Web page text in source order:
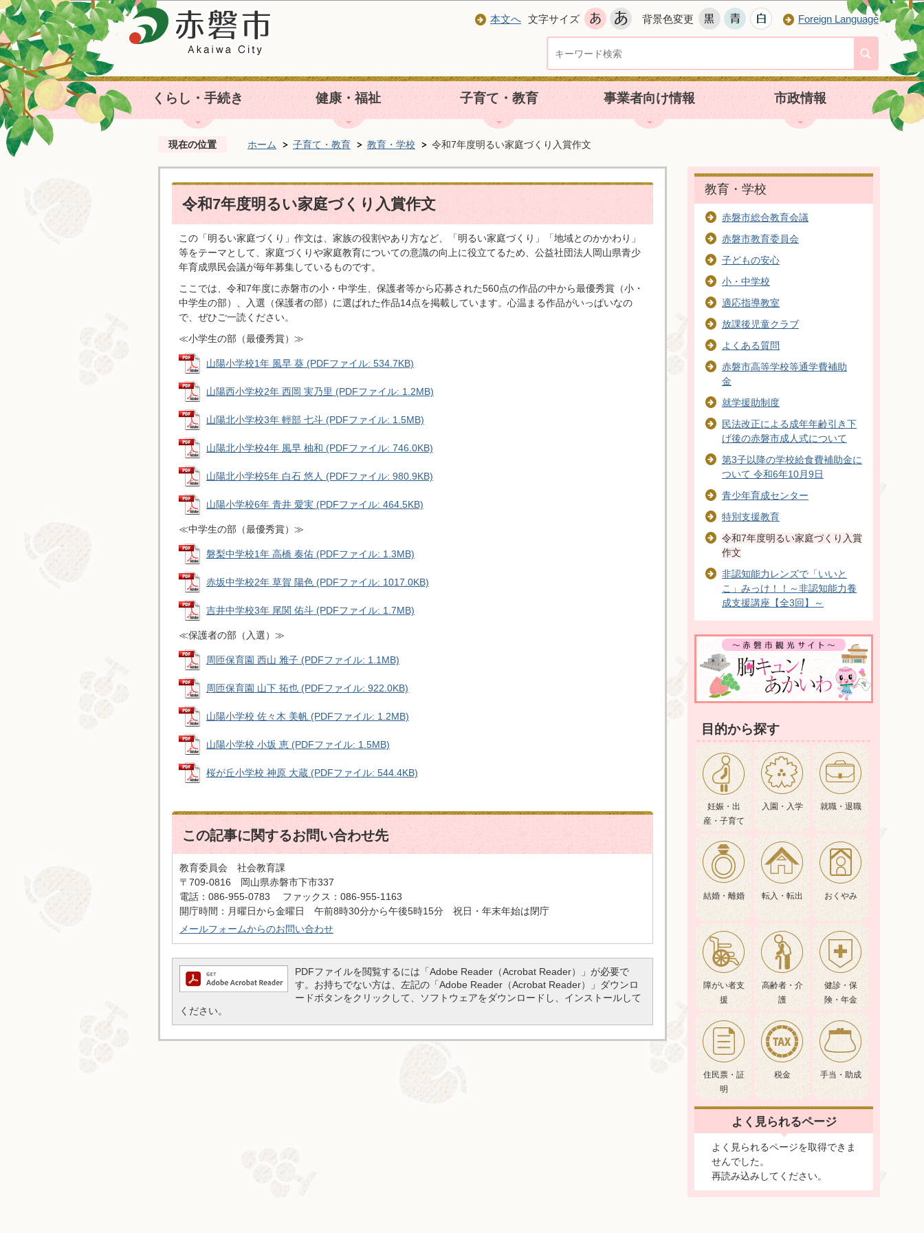
本文へ 文字サイズ 背景色変更 Foreign Language
くらし・手続き 健康・福祉 子育て・教育 事業者向け情報 市政情報
現在の位置 ホーム 子育て・教育 教育・学校 令和7年度明るい家庭づくり入賞作文
令和7年度明るい家庭づくり入賞作文
この「明るい家庭づくり」作文は、家族の役割やあり方など、「明るい家庭づくり」「地域とのかかわり」
等をテーマとして、家庭づくりや家庭教育についての意識の向上に役立てるため、公益社団法人岡山県青少
年育成県民会議が毎年募集しているものです。
ここでは、令和7年度に赤磐市の小・中学生、保護者等から応募された560点の作品の中から最優秀賞（小・
中学生の部）、入選（保護者の部）に選ばれた作品14点を掲載しています。心温まる作品がいっぱいなの
で、ぜひご一読ください。
≪小学生の部（最優秀賞）≫
山陽小学校1年 風早 葵 (PDFファイル: 534.7KB)
山陽西小学校2年 西岡 実乃里 (PDFファイル: 1.2MB)
山陽北小学校3年 輕部 七斗 (PDFファイル: 1.5MB)
山陽北小学校4年 風早 柚和 (PDFファイル: 746.0KB)
山陽北小学校5年 白石 悠人 (PDFファイル: 980.9KB)
山陽小学校6年 青井 愛実 (PDFファイル: 464.5KB)
≪中学生の部（最優秀賞）≫
磐梨中学校1年 高橋 奏佑 (PDFファイル: 1.3MB)
赤坂中学校2年 草賀 陽色 (PDFファイル: 1017.0KB)
吉井中学校3年 尾関 佑斗 (PDFファイル: 1.7MB)
≪保護者の部（入選）≫
周匝保育園 西山 雅子 (PDFファイル: 1.1MB)
周匝保育園 山下 拓也 (PDFファイル: 922.0KB)
山陽小学校 佐々木 美帆 (PDFファイル: 1.2MB)
山陽小学校 小坂 恵 (PDFファイル: 1.5MB)
桜が丘小学校 神原 大蔵 (PDFファイル: 544.4KB)
この記事に関するお問い合わせ先
教育委員会 社会教育課
〒709-0816 岡山県赤磐市下市337
電話：086-955-0783 ファックス：086-955-1163
​​​​​​​開庁時間：月曜日から金曜日 午前8時30分から午後5時15分 祝日・年末年始は閉庁
メールフォームからのお問い合わせ
PDFファイルを閲覧するには「Adobe Reader（Acrobat Reader）」が必要で
す。お持ちでない方は、左記の「Adobe Reader（Acrobat Reader）」ダウンロ
ードボタンをクリックして、ソフトウェアをダウンロードし、インストールして
ください。
教育・学校
赤磐市総合教育会議
赤磐市教育委員会
子どもの安心
小・中学校
適応指導教室
放課後児童クラブ
よくある質問
赤磐市高等学校等通学費補助
金
就学援助制度
民法改正による成年年齢引き下
げ後の赤磐市成人式について
第3子以降の学校給食費補助金に
ついて 令和6年10月9日
青少年育成センター
特別支援教育
令和7年度明るい家庭づくり入賞
作文
非認知能力レンズで「いいと
こ」みっけ！！～非認知能力養
成支援講座【全3回】～
目的から探す
妊娠・出
産・子育て
入園・入学 就職・退職
結婚・離婚 転入・転出 おくやみ
障がい者支
援
高齢者・介
護
健診・保
険・年金
住民票・証
明
税金 手当・助成
よく見られるページ
よく見られるページを取得できま
せんでした。
再読み込みしてください。